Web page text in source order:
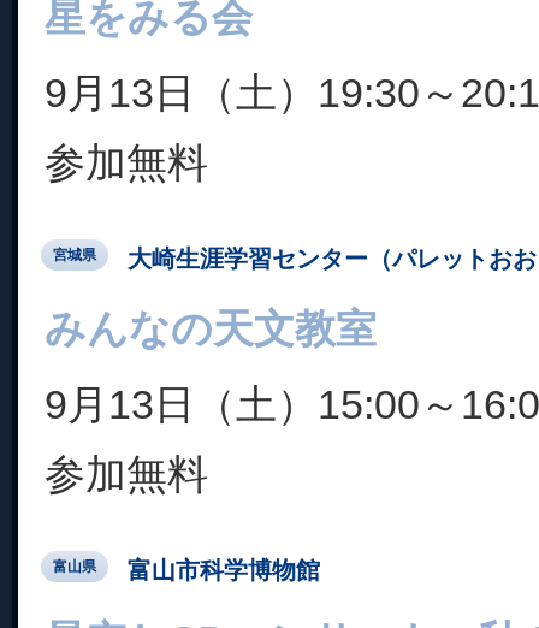
星をみる会
9月13日（土）19:30～
参加無料
宮城県 大崎生涯学習センター（パレットお
みんなの天文教室
9月13日（土）15:00～
参加無料
富山県 富山市科学博物館